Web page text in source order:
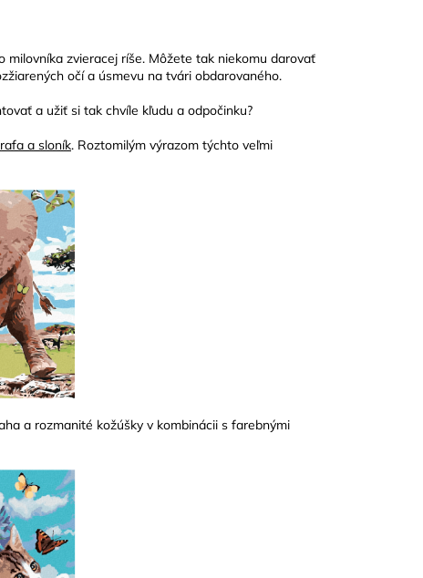
zvieracej ríše. Môžete tak niekomu darovať
očí a úsmevu na tvári obdarovaného.
a užiť si tak chvíle kľudu a odpočinku?
a sloník. Roztomilým výrazom týchto veľmi
a rozmanité kožúšky v kombinácii s farebnými